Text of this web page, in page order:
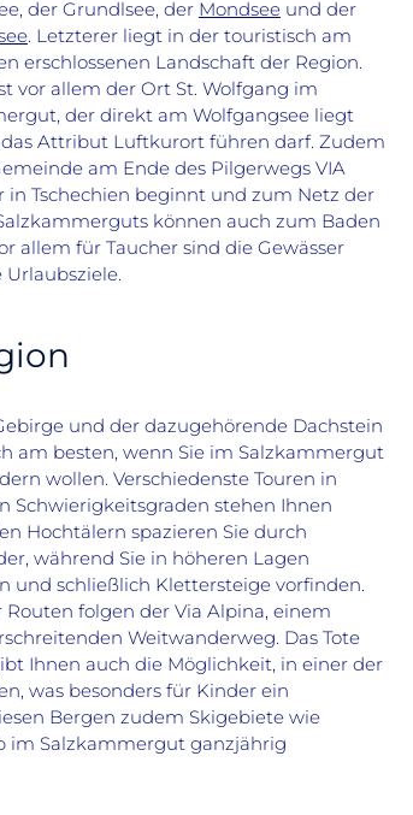
der Grundlsee, der Mondsee und der
. Letzterer liegt in der touristisch am
erschlossenen Landschaft der Region.
vor allem der Ort St. Wolfgang im
der direkt am Wolfgangsee liegt
Attribut Luftkurort führen darf. Zudem
am Ende des Pilgerwegs VIA
in Tschechien beginnt und zum Netz der
können auch zum Baden
allem für Taucher sind die Gewässer
und der dazugehörende Dachstein
am besten, wenn Sie im Salzkammergut
wollen. Verschiedenste Touren in
Schwierigkeitsgraden stehen Ihnen
Hochtälern spazieren Sie durch
während Sie in höheren Lagen
und schließlich Klettersteige vorfinden.
Routen folgen der Via Alpina, einem
Weitwanderweg. Das Tote
Ihnen auch die Möglichkeit, in einer der
was besonders für Kinder ein
Bergen zudem Skigebiete wie
im Salzkammergut ganzjährig